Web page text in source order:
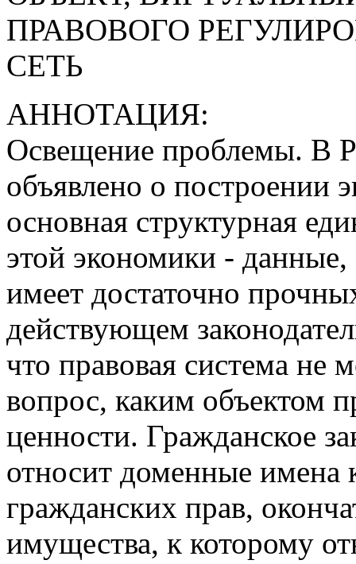
ПРАВОВОГО
СЕТЬ
АННОТАЦИЯ:
Освещение проблемы. В
объявлено о построении
основная структурная
этой экономики -
имеет достаточно
действующем
что правовая система не
вопрос, каким объектом
ценности. Гражданское
относит доменные имена
гражданских прав,
имущества, к которому